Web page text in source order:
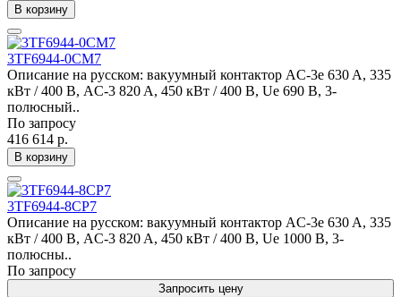
В корзину
3TF6944-0CM7
Описание на русском: вакуумный контактор AC-3e 630 A, 335
кВт / 400 В, AC-3 820 A, 450 кВт / 400 В, Ue 690 В, 3-
полюсный..
По запросу
416 614 р.
В корзину
3TF6944-8CP7
Описание на русском: вакуумный контактор AC-3e 630 A, 335
кВт / 400 В, AC-3 820 A, 450 кВт / 400 В, Ue 1000 В, 3-
полюсны..
По запросу
Запросить цену